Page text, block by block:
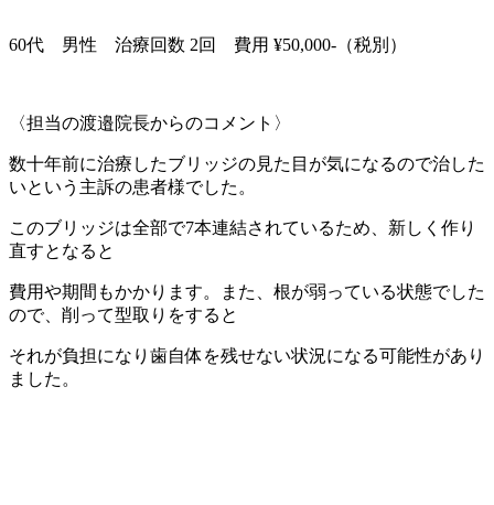
60代 男性 治療回数 2回 費用 ¥50,000-（税別）
〈担当の渡邉院長からのコメント〉
数十年前に治療したブリッジの見た目が気になるので治した
いという主訴の患者様でした。
このブリッジは全部で7本連結されているため、新しく作り
直すとなると
費用や期間もかかります。また、根が弱っている状態でした
ので、削って型取りをすると
それが負担になり歯自体を残せない状況になる可能性があり
ました。